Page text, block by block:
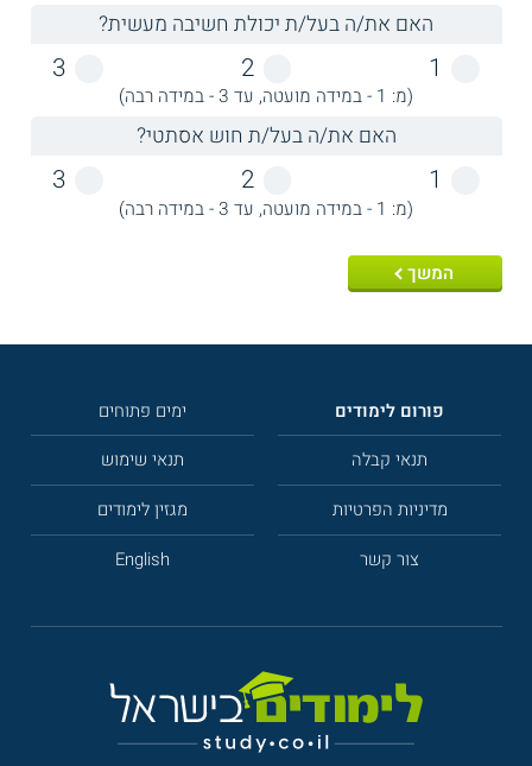
האם את/ה בעל/ת יכולת חשיבה מעשית?
1
2
3
(מ: 1 - במידה מועטה, עד 3 - במידה רבה)
האם את/ה בעל/ת חוש אסתטי?
1
2
3
(מ: 1 - במידה מועטה, עד 3 - במידה רבה)
המשך
פורום לימודים
ימים פתוחים
תנאי קבלה
תנאי שימוש
מדיניות הפרטיות
מגזין לימודים
צור קשר
English